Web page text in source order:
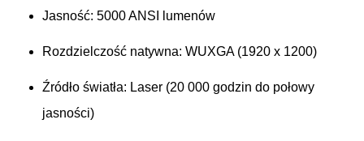
Jasność: 5000 ANSI lumenów
Rozdzielczość natywna: WUXGA (1920 x 1200)
Źródło światła: Laser (20 000 godzin do połowy
jasności)